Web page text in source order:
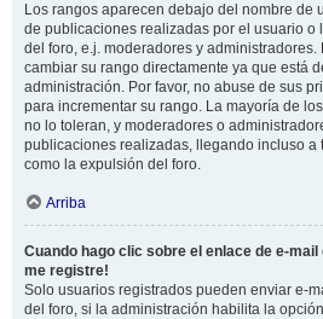
Los rangos aparecen debajo del nombre de
de publicaciones realizadas por el usuario o
del foro, e.j. moderadores y administradores.
cambiar su rango directamente ya que está
administración. Por favor, no abuse de sus
para incrementar su rango. La mayoría de
no lo toleran, y moderadores o
publicaciones realizadas, llegando incluso a
como la expulsión del foro.
Arriba
Cuando hago clic sobre el enlace de e-mail
me registre!
Solo usuarios registrados pueden enviar e-
del foro, si la administración habilita la